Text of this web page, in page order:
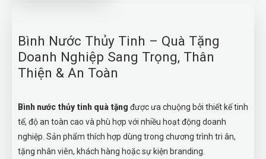
Bình Nước Thủy Tinh – Quà Tặng
Doanh Nghiệp Sang Trọng, Thân
Thiện & An Toàn
Bình nước thủy tinh quà tặng được ưa chuộng bởi thiết kế tinh
tế, độ an toàn cao và phù hợp với nhiều hoạt động doanh
nghiệp. Sản phẩm thích hợp dùng trong chương trình tri ân,
tặng nhân viên, khách hàng hoặc sự kiện branding.